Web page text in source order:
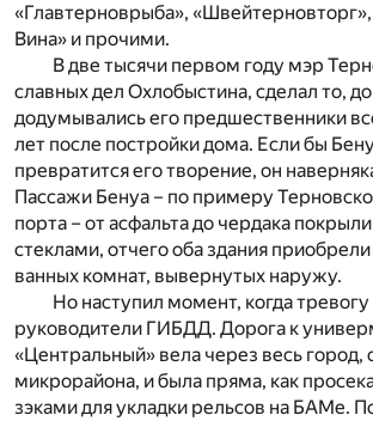
«Главтерноврыба»,
Вина» и прочими.
В две тысячи первом году мэр
славных дел Охлобыстина, сделал то,
додумывались его предшественники
лет после постройки дома. Если бы
превратится его творение, он
Пассажи Бенуа – по примеру
порта – от асфальта до чердака
стеклами, отчего оба здания приобрели
ванных комнат, вывернутых наружу.
Но наступил момент, когда
руководители ГИБДД. Дорога к
«Центральный» вела через весь город,
микрорайона, и была пряма, как
зэками для укладки рельсов на БАМе.